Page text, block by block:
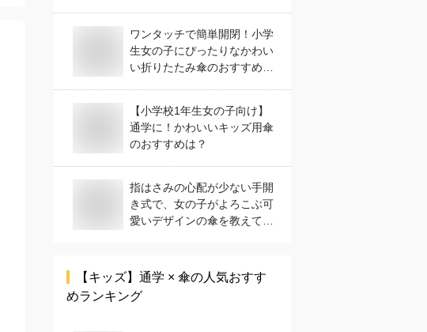
ワンタッチで簡単開閉！小学
生女の子にぴったりなかわい
い折りたたみ傘のおすすめ
【小学校1年生女の子向け】
通学に！かわいいキッズ用傘
のおすすめは？
指はさみの心配が少ない手開
き式で、女の子がよろこぶ可
愛いデザインの傘を教えてく
【キッズ】 通学 × 傘の人気おすす
めランキング